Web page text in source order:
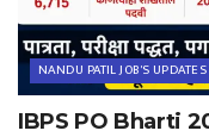
NANDU PATIL JOB'S UPDATES
IBPS PO Bharti